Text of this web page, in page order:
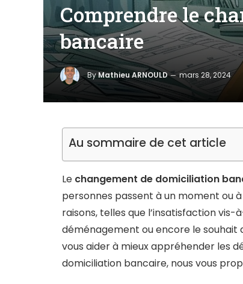
Comprendre le
bancaire
ByMathieu ARNOULD mars 28, 2024
Au sommaire de cet article
Le changement de domiciliation
personnes passent à un moment ou
raisons, telles que l’insatisfaction
déménagement ou encore le souhait
vous aider à mieux appréhender les
domiciliation bancaire, nous vous